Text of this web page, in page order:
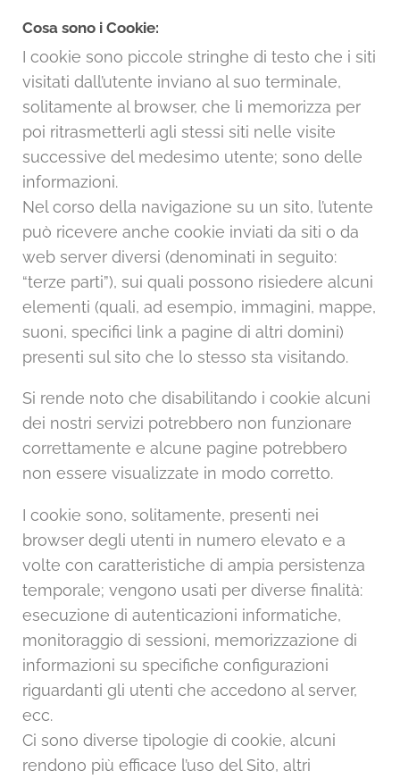
Cosa sono i Cookie:
I cookie sono piccole stringhe di testo che i siti
visitati dall’utente inviano al suo terminale,
solitamente al browser, che li memorizza per
poi ritrasmetterli agli stessi siti nelle visite
successive del medesimo utente; sono delle
informazioni.
Nel corso della navigazione su un sito, l’utente
può ricevere anche cookie inviati da siti o da
web server diversi (denominati in seguito:
“terze parti”), sui quali possono risiedere alcuni
elementi (quali, ad esempio, immagini, mappe,
suoni, specifici link a pagine di altri domini)
presenti sul sito che lo stesso sta visitando.
Si rende noto che disabilitando i cookie alcuni
dei nostri servizi potrebbero non funzionare
correttamente e alcune pagine potrebbero
non essere visualizzate in modo corretto.
I cookie sono, solitamente, presenti nei
browser degli utenti in numero elevato e a
volte con caratteristiche di ampia persistenza
temporale; vengono usati per diverse finalità:
esecuzione di autenticazioni informatiche,
monitoraggio di sessioni, memorizzazione di
informazioni su specifiche configurazioni
riguardanti gli utenti che accedono al server,
ecc.
Ci sono diverse tipologie di cookie, alcuni
rendono più efficace l’uso del Sito, altri